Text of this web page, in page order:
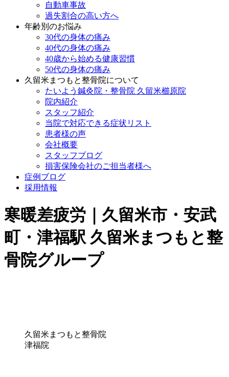
自動車事故
過失割合の高い方へ
年齢別のお悩み
30代の身体の痛み
40代の身体の痛み
40歳から始める健康習慣
50代の身体の痛み
久留米まつもと整骨院について
たいよう鍼灸院・整骨院 久留米櫛原院
院内紹介
スタッフ紹介
当院で対応できる症状リスト
患者様の声
会社概要
スタッフブログ
損害保険会社のご担当者様へ
症例ブログ
採用情報
寒暖差疲労｜久留米市・安武
町・津福駅 久留米まつもと整
骨院グループ
久留米まつもと整骨院
津福院